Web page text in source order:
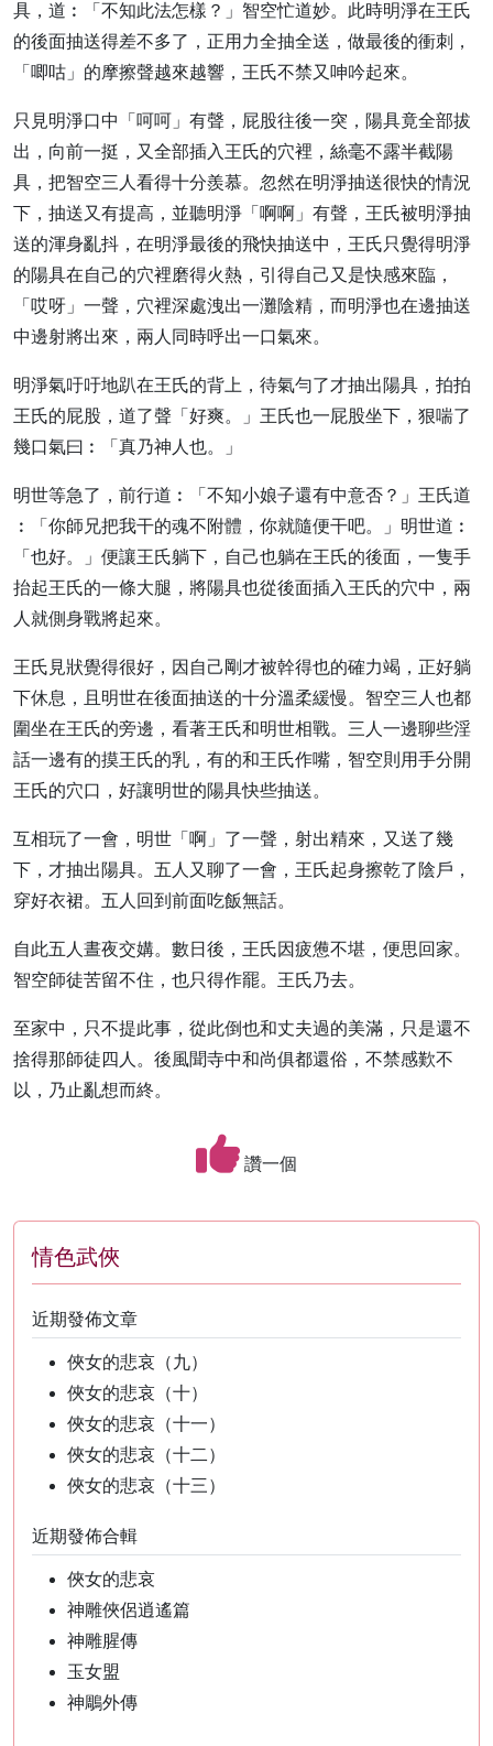
具，道︰「不知此法怎樣？」智空忙道妙。此時明淨在王氏
的後面抽送得差不多了，正用力全抽全送，做最後的衝刺，
「唧咕」的摩擦聲越來越響，王氏不禁又呻吟起來。
只見明淨口中「呵呵」有聲，屁股往後一突，陽具竟全部拔
出，向前一挺，又全部插入王氏的穴裡，絲毫不露半截陽
具，把智空三人看得十分羨慕。忽然在明淨抽送很快的情況
下，抽送又有提高，並聽明淨「啊啊」有聲，王氏被明淨抽
送的渾身亂抖，在明淨最後的飛快抽送中，王氏只覺得明淨
的陽具在自己的穴裡磨得火熱，引得自己又是快感來臨，
「哎呀」一聲，穴裡深處洩出一灘陰精，而明淨也在邊抽送
中邊射將出來，兩人同時呼出一口氣來。
明淨氣吁吁地趴在王氏的背上，待氣勻了才抽出陽具，拍拍
王氏的屁股，道了聲「好爽。」王氏也一屁股坐下，狠喘了
幾口氣曰︰「真乃神人也。」
明世等急了，前行道︰「不知小娘子還有中意否？」王氏道
︰「你師兄把我干的魂不附體，你就隨便干吧。」明世道︰
「也好。」便讓王氏躺下，自己也躺在王氏的後面，一隻手
抬起王氏的一條大腿，將陽具也從後面插入王氏的穴中，兩
人就側身戰將起來。
王氏見狀覺得很好，因自己剛才被幹得也的確力竭，正好躺
下休息，且明世在後面抽送的十分溫柔緩慢。智空三人也都
圍坐在王氏的旁邊，看著王氏和明世相戰。三人一邊聊些淫
話一邊有的摸王氏的乳，有的和王氏作嘴，智空則用手分開
王氏的穴口，好讓明世的陽具快些抽送。
互相玩了一會，明世「啊」了一聲，射出精來，又送了幾
下，才抽出陽具。五人又聊了一會，王氏起身擦乾了陰戶，
穿好衣裙。五人回到前面吃飯無話。
自此五人晝夜交媾。數日後，王氏因疲憊不堪，便思回家。
智空師徒苦留不住，也只得作罷。王氏乃去。
至家中，只不提此事，從此倒也和丈夫過的美滿，只是還不
捨得那師徒四人。後風聞寺中和尚俱都還俗，不禁感歎不
以，乃止亂想而終。
讚一個
情色武俠
近期發佈文章
俠女的悲哀（九）
俠女的悲哀（十）
俠女的悲哀（十一）
俠女的悲哀（十二）
俠女的悲哀（十三）
近期發佈合輯
俠女的悲哀
神雕俠侶逍遙篇
神雕腥傳
玉女盟
神鵰外傳